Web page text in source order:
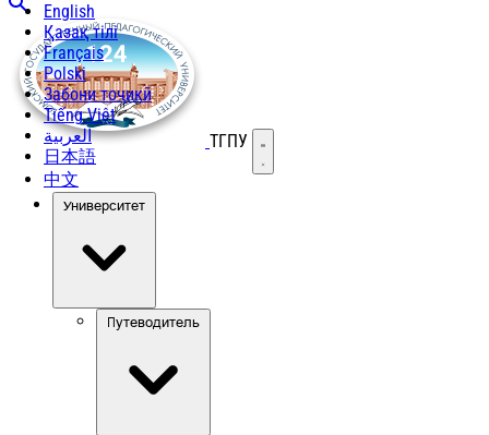
English
Қазақ тілі
Français
Polski
Забони тоҷикӣ
Tiếng Việt
العربية
日本語
中文
ТГПУ Открыть меню
Университет
Путеводитель